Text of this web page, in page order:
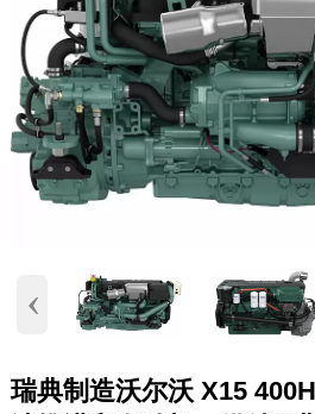
‹
瑞典制造沃尔沃 X15